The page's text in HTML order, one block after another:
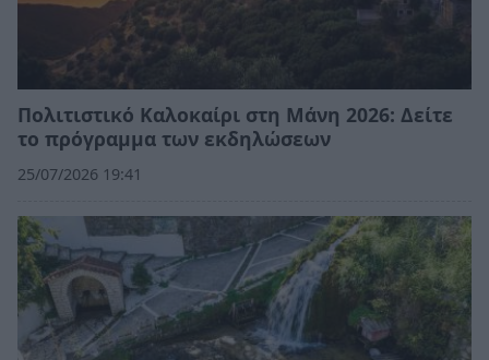
Πολιτιστικό Καλοκαίρι στη Μάνη 2026: Δείτε
το πρόγραμμα των εκδηλώσεων
25/07/2026 19:41